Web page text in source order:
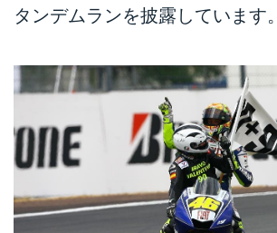
タンデムランを披露しています。